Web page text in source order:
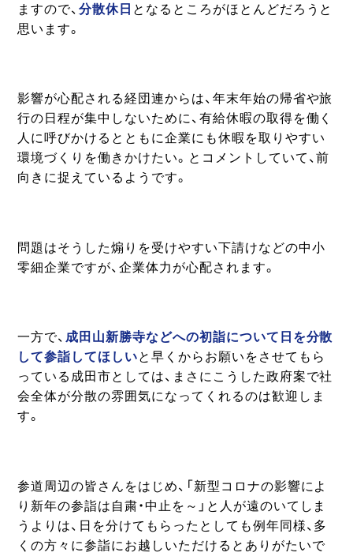
ますので、分散休日 となるところがほとんどだろうと
思います。
影響が心配される経団連からは、年末年始の帰省や旅
行の日程が集中しないために、有給休暇の取得を働く
人に呼びかけるとともに企業にも休暇を取りやすい
環境づくりを働きかけたい。とコメントしていて、前
向きに捉えているようです。
問題はそうした煽りを受けやすい下請けなどの中小
零細企業ですが、企業体力が心配されます。
一方で、 成田山新勝寺などへの初詣について日を分散
して参詣してほしいと早くからお願いをさせてもら
っている成田市としては、まさにこうした政府案で社
会全体が分散の雰囲気になってくれるのは歓迎しま
す。
参道周辺の皆さんをはじめ、「新型コロナの影響によ
り新年の参詣は自粛・中止を～」と人が遠のいてしま
うよりは、日を分けてもらったとしても例年同様、多
くの方々に参詣にお越しいただけるとありがたいで